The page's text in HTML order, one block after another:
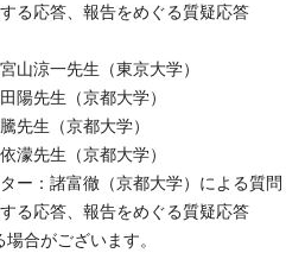
る応答、報告をめぐる質疑応答
涼一先生（東京大学）
先生（京都大学）
生（京都大学）
先生（京都大学）
ー：諸富徹（京都大学）による質問
る応答、報告をめぐる質疑応答
合がございます。